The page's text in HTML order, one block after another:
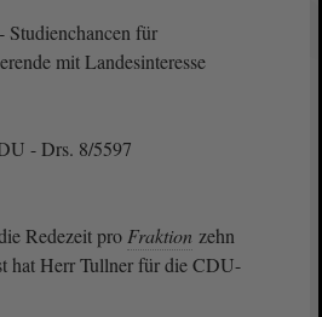
Studienchancen für
mit Landesinteresse
- Drs. 8/5597
Redezeit pro Fraktion zehn
hat Herr Tullner für die CDU-